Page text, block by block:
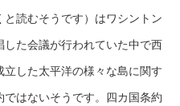
読むそうです）はワシントン
た会議が行われていた中で西
した太平洋の様々な島に関す
はないそうです。四カ国条約